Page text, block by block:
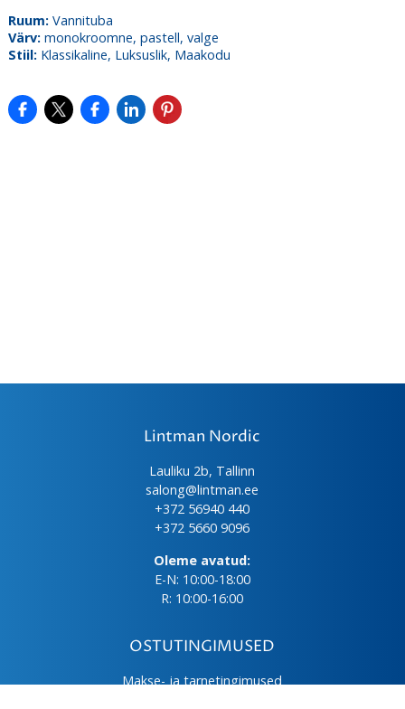
Ruum:Vannituba
Värv:monokroomne, pastell, valge
Stiil:Klassikaline, Luksuslik, Maakodu
Lintman Nordic
Lauliku 2b, Tallinn
salong@lintman.ee
+372 56940 440
+372 5660 9096
Oleme avatud:
E-N: 10:00-18:00
R: 10:00-16:00
OSTUTINGIMUSED
Makse- ja tarnetingimused